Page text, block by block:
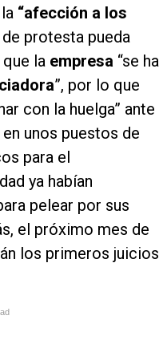
la “afección a los
protesta pueda
la empresa “se ha
”, por lo que
con la huelga” ante
unos puestos de
para el
ya habían
pelear por sus
el próximo mes de
los primeros juicios